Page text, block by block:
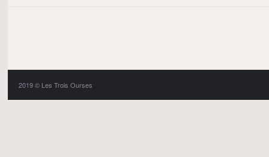
2019 © Les Trois Ourses